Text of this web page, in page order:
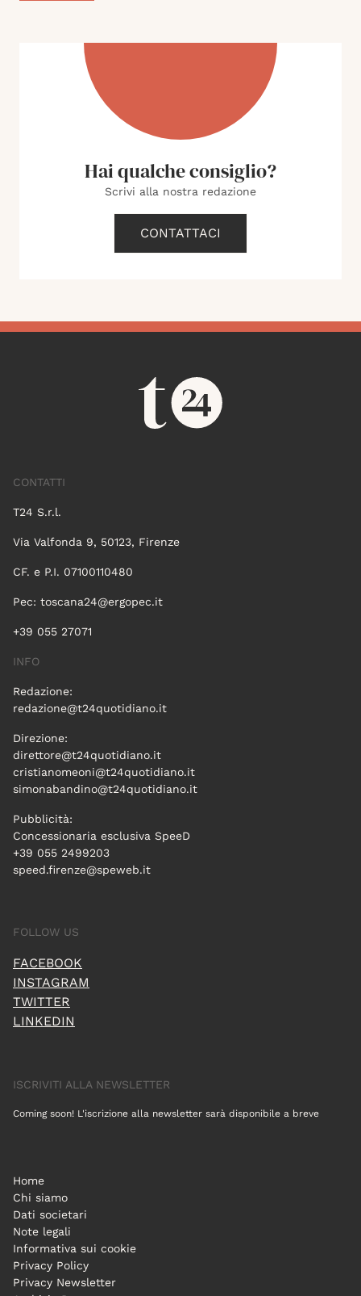
Hai qualche consiglio?
Scrivi alla nostra redazione
CONTATTACI
CONTATTI
T24 S.r.l.
Via Valfonda 9, 50123, Firenze
CF. e P.I. 07100110480
Pec: toscana24@ergopec.it
+39 055 27071
INFO
Redazione:
redazione@t24quotidiano.it
Direzione:
direttore@t24quotidiano.it
cristianomeoni@t24quotidiano.it
simonabandino@t24quotidiano.it
Pubblicità:
Concessionaria esclusiva SpeeD
+39 055 2499203
speed.firenze@speweb.it
FOLLOW US
FACEBOOK
INSTAGRAM
TWITTER
LINKEDIN
ISCRIVITI ALLA NEWSLETTER
Coming soon! L'iscrizione alla newsletter sarà disponibile a breve
Home
Chi siamo
Dati societari
Note legali
Informativa sui cookie
Privacy Policy
Privacy Newsletter